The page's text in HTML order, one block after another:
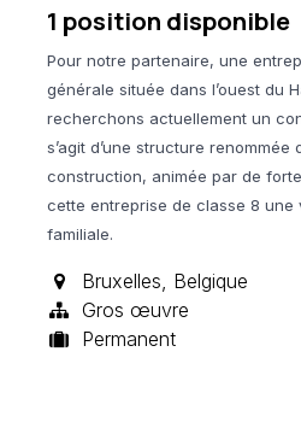
1 position disponible
Pour notre partenaire, une
générale située dans l’ouest du
recherchons actuellement un
s’agit d’une structure
construction, animée par de
cette entreprise de classe 8 une
familiale.
Bruxelles, Belgique
Gros œuvre
Permanent